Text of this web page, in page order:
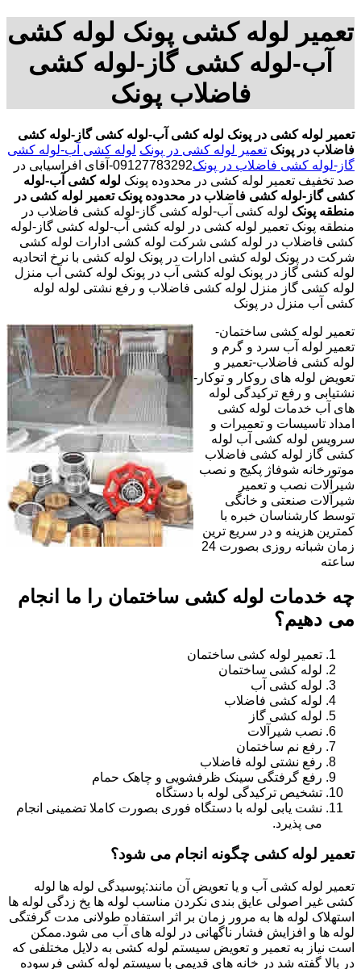
تعمیر لوله کشی پونک لوله کشی
آب-لوله کشی گاز-لوله کشی
فاضلاب پونک
تعمیر لوله کشی در پونک لوله کشی آب-لوله کشی گاز-لوله کشی
فاضلاب در پونک تعمیر لوله کشی در پونک لوله کشی آب-لوله کشی
گاز-لوله کشی فاضلاب در پونک
09127783292-آقای افراسیابی در
صد تخفیف تعمیر لوله کشی در محدوده پونک لوله کشی آب-لوله
کشی گاز-لوله کشی فاضلاب در محدوده پونک تعمیر لوله کشی در
منطقه پونک لوله کشی آب-لوله کشی گاز-لوله کشی فاضلاب در
منطقه پونک تعمیر لوله کشی در لوله کشی آب-لوله کشی گاز-لوله
کشی فاضلاب در لوله کشی شرکت لوله کشی ادارات لوله کشی
شرکت در پونک لوله کشی ادارات در پونک لوله کشی با نرخ اتحادیه
لوله کشی گاز در پونک لوله کشی آب در پونک لوله کشی آب منزل
لوله کشی گاز منزل لوله کشی فاضلاب و رفع نشتی لوله لوله
کشی آب منزل در پونک
تعمیر لوله کشی ساختمان-
تعمیر لوله آب سرد و گرم و
لوله کشی فاضلاب-تعمیر و
تعویض لوله های روکار و توکار-
نشتیابی و رفع ترکیدگی لوله
های آب خدمات لوله کشی
امداد تاسیسات و تعمیرات و
سرویس لوله کشی آب لوله
کشی گاز لوله کشی فاضلاب
موتورخانه شوفاژ پکیج و نصب
شیرآلات نصب و تعمیر
شیرآلات صنعتی و خانگی
توسط کارشناسان خبره با
کمترین هزینه و در سریع ترین
زمان شبانه روزی بصورت 24
ساعته
چه خدمات لوله کشی ساختمان را ما انجام
می دهیم؟
تعمیر لوله کشی ساختمان
لوله کشی ساختمان
لوله کشی آب
لوله کشی فاضلاب
لوله کشی گاز
نصب شیرآلات
رفع نم ساختمان
رفع نشتی لوله فاضلاب
رفع گرفتگی سینک ظرفشویی و چاهک حمام
تشخیص ترکیدگی لوله با دستگاه
نشت یابی لوله با دستگاه فوری بصورت کاملا تضمینی انجام
می پذیرد.
تعمیر لوله کشی چگونه انجام می شود؟
تعمیر لوله کشی آب و یا تعویض آن مانند:پوسیدگی لوله ها لوله
کشی غیر اصولی عایق بندی نکردن مناسب لوله ها یخ زدگی لوله ها
استهلاک لوله ها به مرور زمان بر اثر استفاده طولانی مدت گرفتگی
لوله ها و افزایش فشار ناگهانی در لوله های آب می شود.ممکن
است نیاز به تعمیر و تعویض سیستم لوله کشی به دلایل مختلفی که
در بالا گفته شد در خانه های قدیمی با سیستم لوله کشی فرسوده